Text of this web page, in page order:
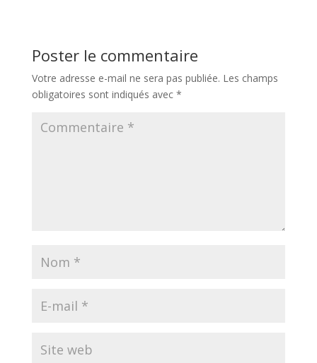
Poster le commentaire
Votre adresse e-mail ne sera pas publiée. Les champs
obligatoires sont indiqués avec *